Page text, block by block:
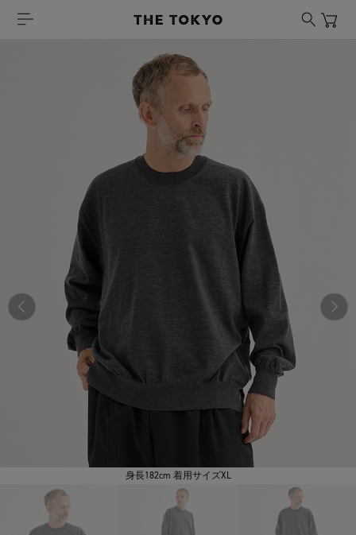
身長182cm 着用サイズXL